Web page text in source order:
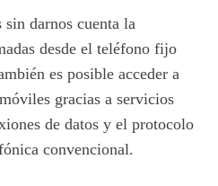
darnos cuenta la
desde el teléfono fijo
es posible acceder a
gracias a servicios
de datos y el protocolo
convencional.